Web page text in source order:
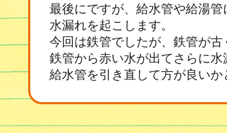
最後にですが、給水管や給湯
水漏れを起こします。
今回は鉄管でしたが、鉄管が
鉄管から赤い水が出てさらに
給水管を引き直して方が良いか